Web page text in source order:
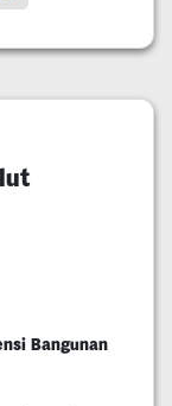
Bangunan